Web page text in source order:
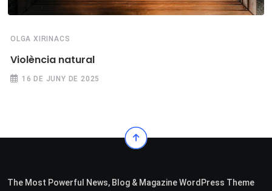
OLGA XIRINACS
Violència natural
16 DE JUNY DE 2025
The Most Powerful News, Blog & Magazine WordPress Theme